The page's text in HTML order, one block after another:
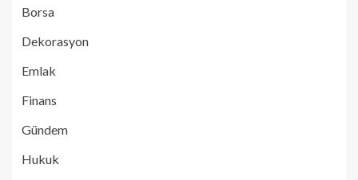
Borsa
Dekorasyon
Emlak
Finans
Gündem
Hukuk